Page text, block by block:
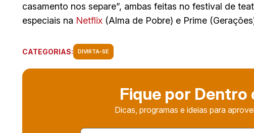
casamento nos separe”, ambas feitas no festival de
especiais na Netflix (Alma de Pobre) e Prime
CATEGORIAS: DIVIRTA-SE
Fique por Dentro
Dicas, programas e ideias para